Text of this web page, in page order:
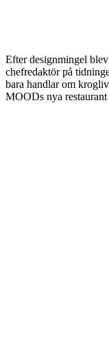
Efter designmingel
chefredaktör på
bara handlar om
MOODs nya